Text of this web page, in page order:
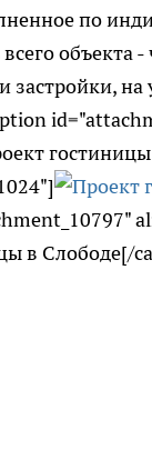
по
объекта
застройки,
в Слободе[/